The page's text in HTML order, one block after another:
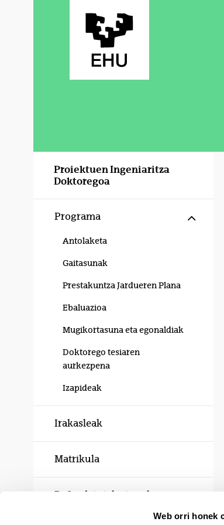
Web orri honek
Proiektuen Ingeniaritza
Doktoregoa
Programa
Antolaketa
Gaitasunak
Prestakuntza Jardueren Plana
Ebaluazioa
Mugikortasuna eta egonaldiak
Doktorego tesiaren
aurkezpena
Izapideak
Irakasleak
Matrikula
Defendatutako tesiak